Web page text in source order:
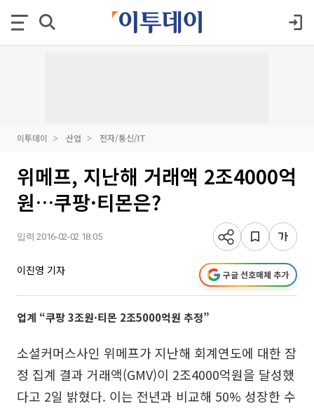
이투데이 산업 전자/통신/IT
위메프, 지난해 거래액 2조4000억
원…쿠팡·티몬은?
입력 2016-02-02 18:05
이진영 기자 구글 선호매체 추가
업계 “쿠팡 3조원·티몬 2조5000억원 추정”
소셜커머스사인 위메프가 지난해 회계연도에 대한 잠
정 집계 결과 거래액(GMV)이 2조4000억원을 달성했
다고 2일 밝혔다. 이는 전년과 비교해 50% 성장한 수